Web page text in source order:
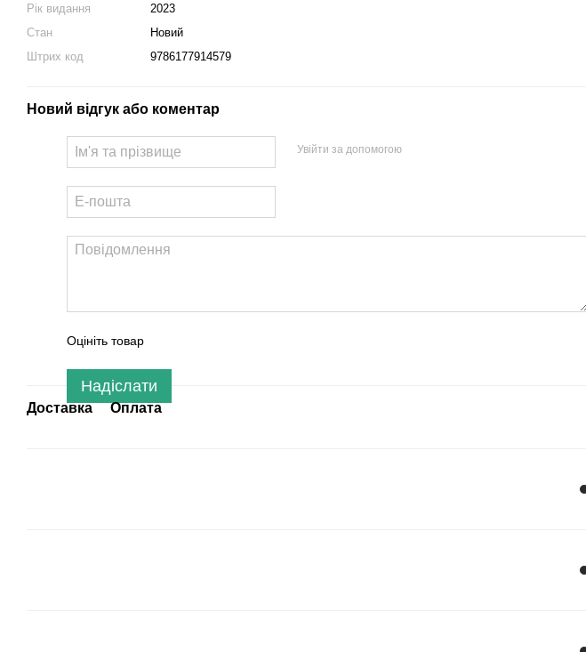
Рік видання
2023
Стан
Новий
Штрих код
9786177914579
Новий відгук або коментар
Увійти за допомогою
Оцініть товар
Надіслати
Доставка Оплата